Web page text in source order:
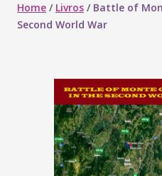
Home / Livros / Battle of
Second World War